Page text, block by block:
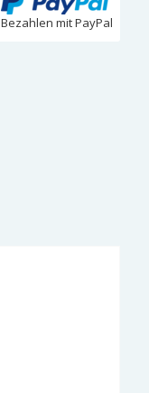
Bezahlen mit PayPal